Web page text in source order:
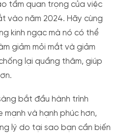
tầm quan trọng của việc
vào năm 2024. Hãy cùng
kinh ngạc mà nó có thể
giảm mỏi mắt và giảm
lại quầng thâm, giúp
bắt đầu hành trình
mạnh và hạnh phúc hơn,
lý do tại sao bạn cần biến